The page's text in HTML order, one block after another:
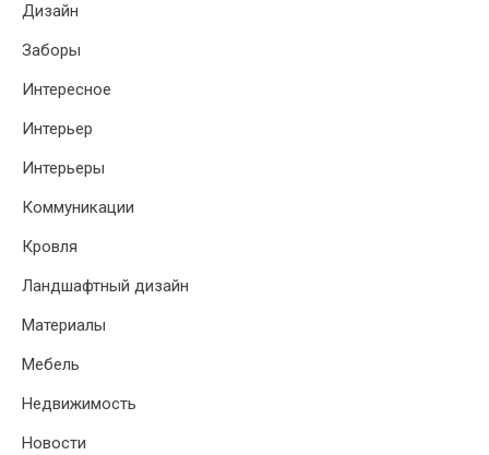
Дизайн
Заборы
Интересное
Интерьер
Интерьеры
Коммуникации
Кровля
Ландшафтный дизайн
Материалы
Мебель
Недвижимость
Новости